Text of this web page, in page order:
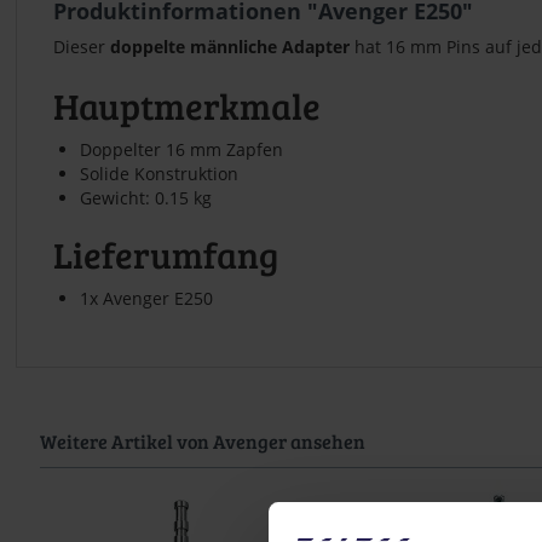
Produktinformationen "Avenger E250"
Dieser doppelte männliche Adapter hat 16 mm Pins auf
Hauptmerkmale
Doppelter 16 mm Zapfen
Solide Konstruktion
Gewicht: 0.15 kg
Lieferumfang
1x Avenger E250
Weitere Artikel von Avenger ansehen